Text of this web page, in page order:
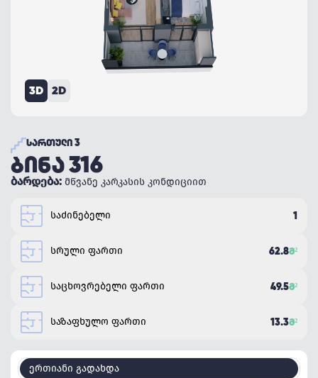
3D 2D
ᲡᲐᲠᲗᲣᲚᲘ 3
ᲑᲘᲜᲐ 316
ბარდება: მწვანე კარკასის კონდიციით
საძინებელი 1
სრული ფართი 62.8Მ²
საცხოვრებელი ფართი 49.5Მ²
საზაფხულო ფართი 13.3Მ²
ერთიანი გადახდა